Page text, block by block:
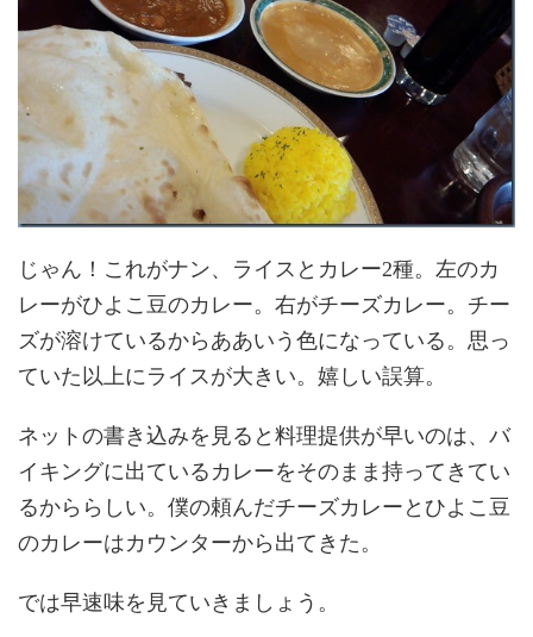
じゃん！これがナン、ライスとカレー2種。左のカ
レーがひよこ豆のカレー。右がチーズカレー。チー
ズが溶けているからああいう色になっている。思っ
ていた以上にライスが大きい。嬉しい誤算。
ネットの書き込みを見ると料理提供が早いのは、バ
イキングに出ているカレーをそのまま持ってきてい
るかららしい。僕の頼んだチーズカレーとひよこ豆
のカレーはカウンターから出てきた。
では早速味を見ていきましょう。